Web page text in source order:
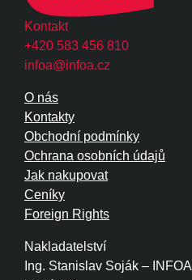
Kontakt
+420 583 456 810
infoa@infoa.cz
Nakladatelství
Ing. Stanislav Soják – INFOA
O nás
Kontakty
Obchodní podmínky
Ochrana osobních údajů
Jak nakupovat
Ceníky
Foreign Rights